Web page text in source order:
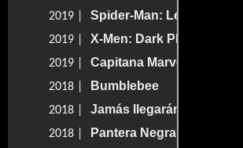
2019 | Spider-Man: Lejos de casa
2019 | X-Men: Dark Phoenix
2019 | Capitana Marvel
2018 | Bumblebee
2018 | Jamás llegarán a viejos
2018 | Pantera Negra